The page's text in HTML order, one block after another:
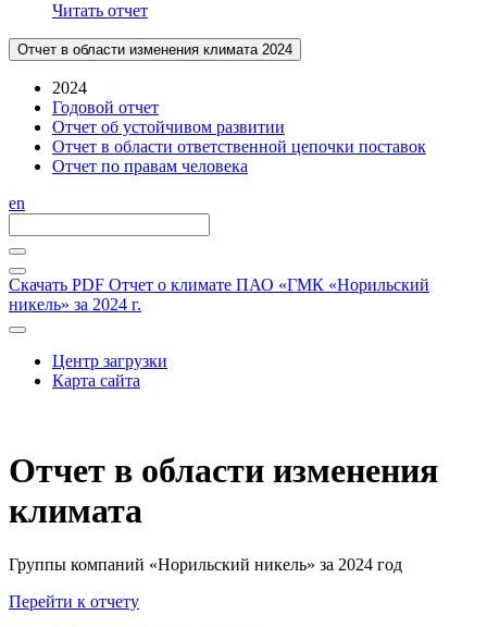
Читать отчет
Отчет в области изменения климата 2024
2024
Годовой отчет
Отчет об устойчивом развитии
Отчет в области ответственной цепочки поставок
Отчет по правам человека
en
Скачать PDF Отчет о климате ПАО «ГМК «Норильский
никель» за 2024 г.
Центр загрузки
Карта сайта
Отчет в области изменения
климата
Группы компаний «Норильский никель» за 2024 год
Перейти к отчету